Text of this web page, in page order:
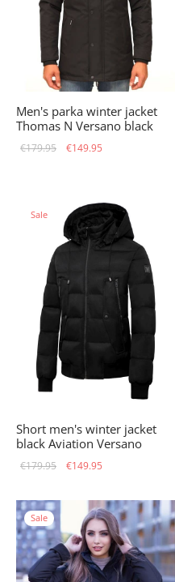
Men's parka winter jacket
Thomas N Versano black
€179.95
Original
€179.95.
€149.95
Sale
Short men's winter jacket
black Aviation Versano
€179.95
Original
was:
€179.95.
€149.95
€149.95.
Sale